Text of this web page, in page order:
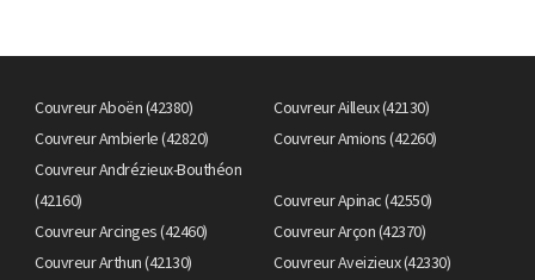
Couvreur Aboën (42380)
Couvreur Ailleux (42130)
Couvreur Ambierle (42820)
Couvreur Amions (42260)
Couvreur Andrézieux-Bouthéon
(42160)
Couvreur Apinac (42550)
Couvreur Arcinges (42460)
Couvreur Arçon (42370)
Couvreur Arthun (42130)
Couvreur Aveizieux (42330)